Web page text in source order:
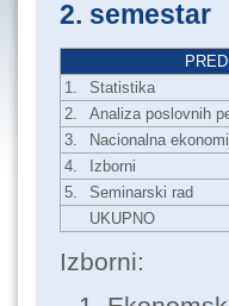
2. semestar
1.
Statistika
2.
Analiza poslovnih
3.
Nacionalna
4.
Izborni
5.
Seminarski rad
UKUPNO
Izborni: